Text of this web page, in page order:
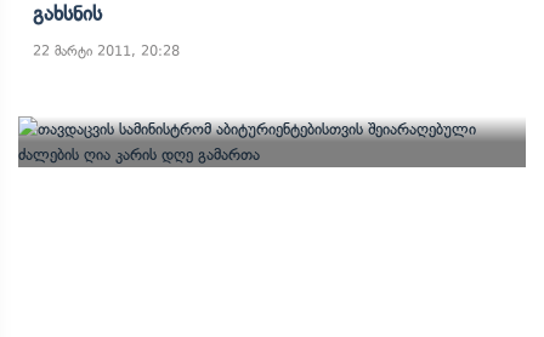
Გახსნის
22 მარტი 2011, 20:28